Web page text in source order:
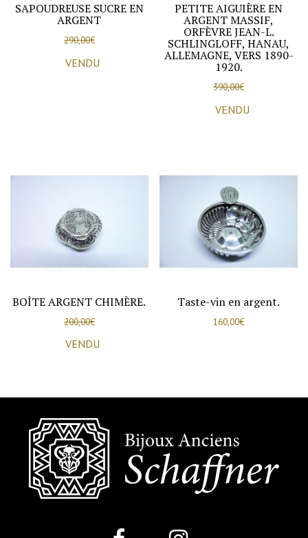
SAPOUDREUSE SUCRE EN
ARGENT
290,00€
VENDU
PETITE AIGUIÈRE EN
ARGENT MASSIF,
ORFÈVRE JEAN-L.
SCHLINGLOFF, HANAU,
ALLEMAGNE, VERS 1890-
1920.
390,00€
VENDU
BOÎTE ARGENT CHIMÈRE.
200,00€
VENDU
Taste-vin en argent.
160,00€